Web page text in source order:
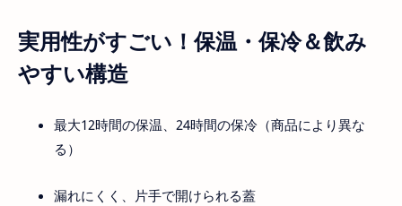
実用性がすごい！保温・保冷＆飲み
やすい構造
最大12時間の保温、24時間の保冷（商品により異な
る）
漏れにくく、片手で開けられる蓋